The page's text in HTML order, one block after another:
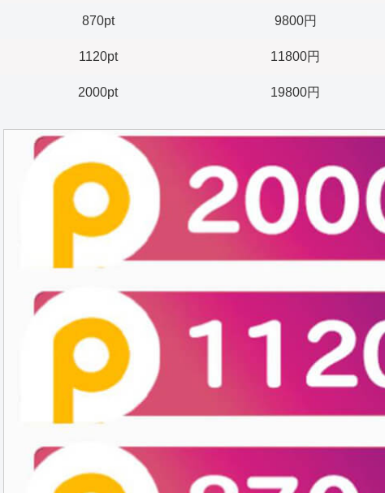
870pt 9800円
1120pt 11800円
2000pt 19800円